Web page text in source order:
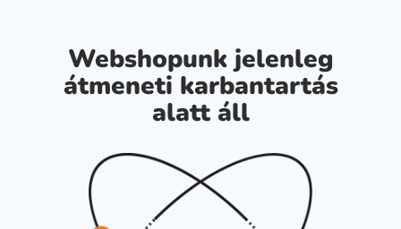
Webshopunk jelenleg
átmeneti karbantartás
alatt áll